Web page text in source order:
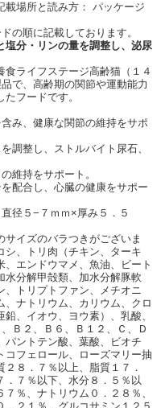
場所と読み方： パッケージ
の順に記載しております。
分・リンの量を調整し、泌尿
ライフステージ高齢猫（１４
で、高齢期の関節や運動能力
フードです。
み、健康な関節の維持をサポ
調整し、ストルバイト尿石、
維持をサポート。
配合し、心臓の健康をサポー
径５−７ｍｍ×厚み５．５
イズのバラつきがございま
シ、トリ肉（チキン、ターキ
エンドウマメ、魚油、ビート
水分解甲殻類、加水分解豚軟
、トリプトファン、メチオニ
ナトリウム、カリウム、クロ
、イオウ、ヨウ素）、乳酸、
Ｂ２、Ｂ６、Ｂ１２、Ｃ、Ｄ
パントテン酸、葉酸、ビオチ
コフェロール、ローズマリー抽
８．７％以上、脂質１７．
．７％以下、水分８．５％以
％、ナトリウム０．２８％、